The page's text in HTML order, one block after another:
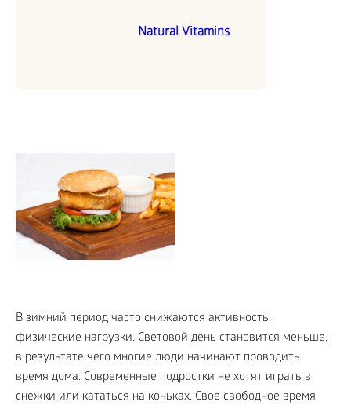
Natural Vitamins
В зимний период часто снижаются активность,
физические нагрузки. Световой день становится меньше,
в результате чего многие люди начинают проводить
время дома. Современные подростки не хотят играть в
снежки или кататься на коньках. Свое свободное время